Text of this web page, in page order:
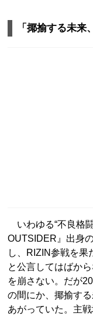
「揶揄する未来
いわゆる“不良格
OUTSIDER』出身
し、RIZIN参戦を果
と公言してはばか
を崩さない。だが
の間にか、揶揄す
あがっていた。主